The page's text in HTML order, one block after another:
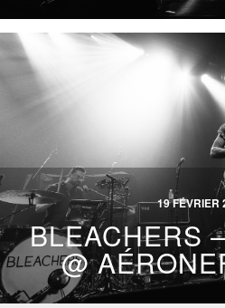
19 FÉVRIER
BLEACHERS
@